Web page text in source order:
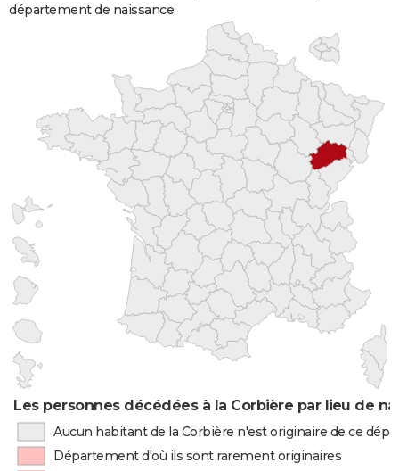
département de naissance.
Les personnes décédées à la Corbière par lieu de
Aucun habitant de la Corbière n'est originaire de ce
Département d'où ils sont rarement originaires